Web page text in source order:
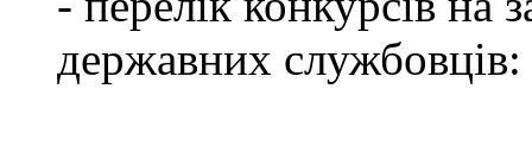
державних службовців: